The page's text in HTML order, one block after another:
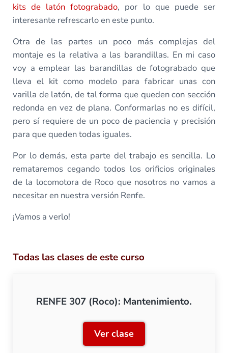
kits de latón fotograbado, por lo que puede ser
interesante refrescarlo en este punto.
Otra de las partes un poco más complejas del
montaje es la relativa a las barandillas. En mi caso
voy a emplear las barandillas de fotograbado que
lleva el kit como modelo para fabricar unas con
varilla de latón, de tal forma que queden con sección
redonda en vez de plana. Conformarlas no es difícil,
pero sí requiere de un poco de paciencia y precisión
para que queden todas iguales.
Por lo demás, esta parte del trabajo es sencilla. Lo
remataremos cegando todos los orificios originales
de la locomotora de Roco que nosotros no vamos a
necesitar en nuestra versión Renfe.
¡Vamos a verlo!
Todas las clases de este curso
RENFE 307 (Roco): Mantenimiento.
Ver claseRENFE 307 (Roco):